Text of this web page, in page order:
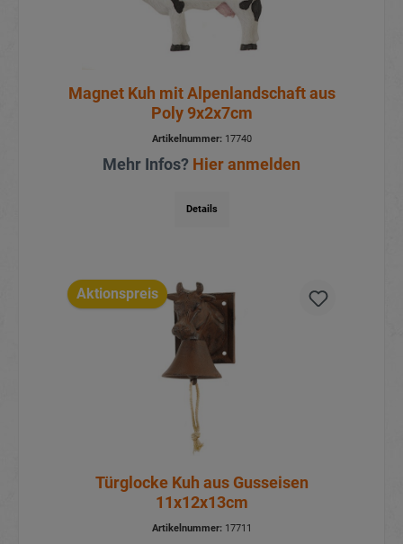
Magnet Kuh mit Alpenlandschaft aus
Poly 9x2x7cm
Artikelnummer:17740
Mehr Infos? Hier anmelden
Details
Aktionspreis
Türglocke Kuh aus Gusseisen
11x12x13cm
Artikelnummer:17711